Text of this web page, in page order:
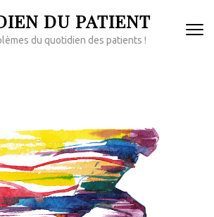
DU PATIENT
du quotidien des patients !